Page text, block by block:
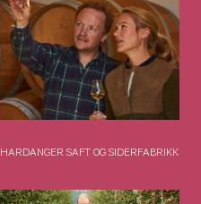
HARDANGER SAFT OG SIDERFABRIKK